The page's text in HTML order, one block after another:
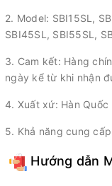
2. Model: SBI15SL,
SBI45SL, SBI55SL,
3. Cam kết: Hàng
ngày kể từ khi nhận
4. Xuất xứ: Hàn Quốc
5. Khả năng cung
Hướng dẫn